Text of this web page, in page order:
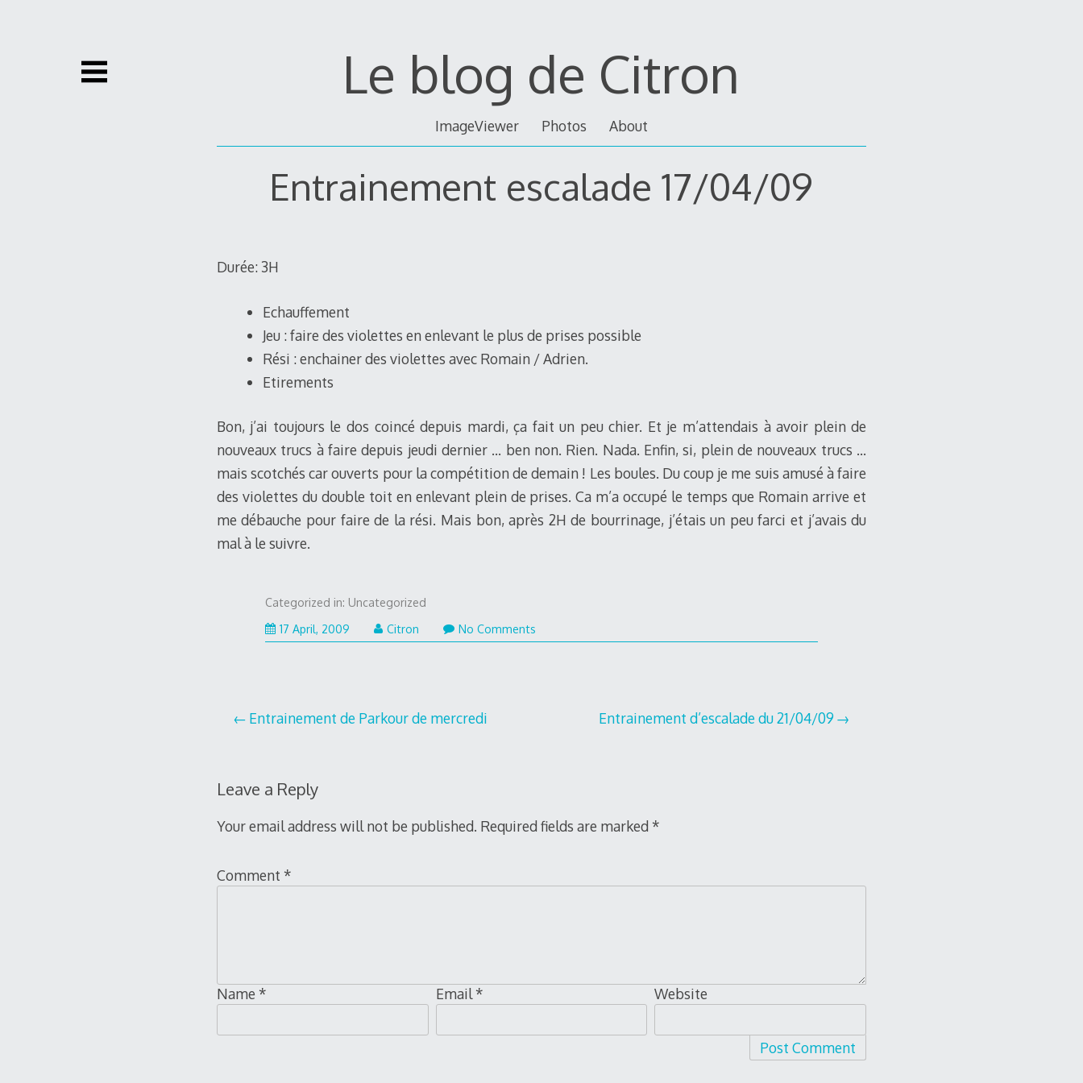
Le blog de Citron
ImageViewer Photos About
Entrainement escalade 17/04/09
Durée: 3H
Echauffement
Jeu : faire des violettes en enlevant le plus de prises possible
Rési : enchainer des violettes avec Romain / Adrien.
Etirements
Bon, j’ai toujours le dos coincé depuis mardi, ça fait un peu chier. Et je m’attendais à avoir plein de
nouveaux trucs à faire depuis jeudi dernier … ben non. Rien. Nada. Enfin, si, plein de nouveaux trucs …
mais scotchés car ouverts pour la compétition de demain ! Les boules. Du coup je me suis amusé à faire
des violettes du double toit en enlevant plein de prises. Ca m’a occupé le temps que Romain arrive et
me débauche pour faire de la rési. Mais bon, après 2H de bourrinage, j’étais un peu farci et j’avais du
mal à le suivre.
Categorized in: Uncategorized
17 April, 2009
Citron No Comments
Post
Entrainement de Parkour de mercredi Entrainement d’escalade du 21/04/09
Leave a Reply
Your email address will not be published. Required fields are marked *
Comment *
Name * Email* Website